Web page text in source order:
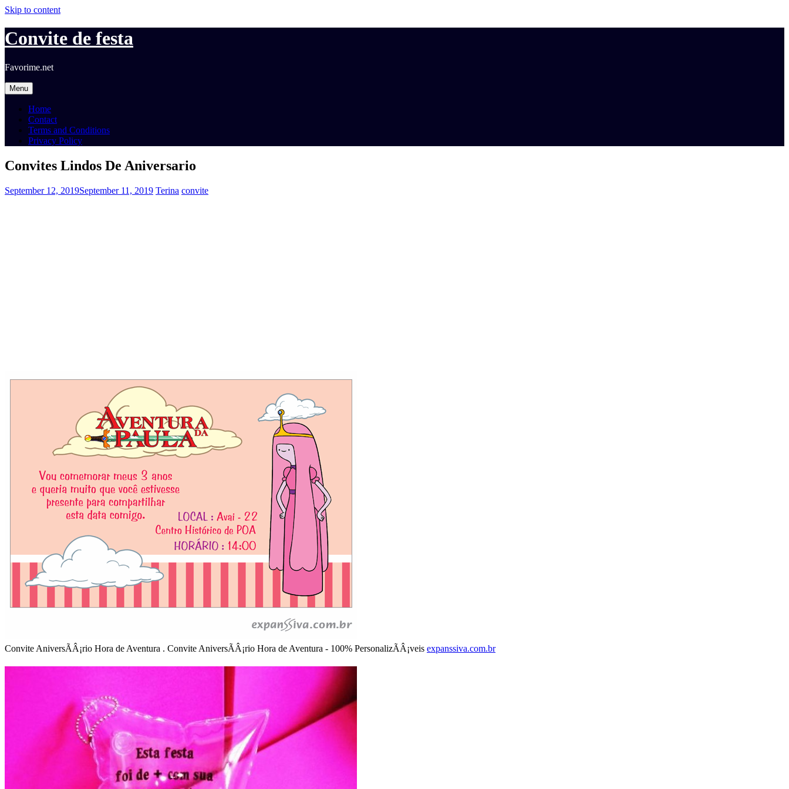
Skip to content
Convite de festa
Favorime.net
Menu
Home
Contact
Terms and Conditions
Privacy Policy
Convites Lindos De Aniversario
September 12, 2019September 11, 2019 Terina convite
Convite AniversÃÂ¡rio Hora de Aventura . Convite AniversÃÂ¡rio Hora de Aventura - 100% PersonalizÃÂ¡veis expanssiva.com.br